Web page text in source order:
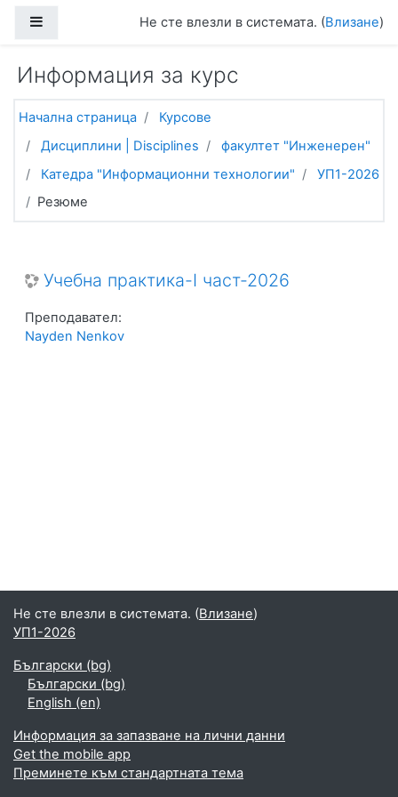
Страничен панелНе сте влезли в системата. (Влизане)
Информация за курс
Начална страница
Курсове
Дисциплини | Disciplines
факултет "Инженерен"
Катедра "Информационни технологии"
УП1-2026
Резюме
Учебна практика-I част-2026
Преподавател:
Nayden Nenkov
Не сте влезли в системата. (Влизане)
УП1-2026
Български ‎(bg)‎
Български ‎(bg)‎
English ‎(en)‎
Информация за запазване на лични данни
Get the mobile app
Преминете към стандартната тема